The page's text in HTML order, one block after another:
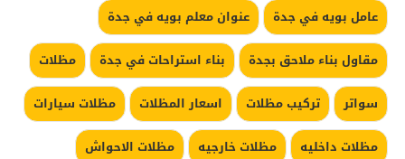
عامل بويه في جدة
عنوان معلم بويه في جدة
مقاول بناء ملاحق بجدة
بناء استراحات في جدة
مظلات
سواتر
تركيب مظلات اسعار المظلات
مظلات سيارات
مظلات داخليه
مظلات خارجيه
مظلات الاحواش